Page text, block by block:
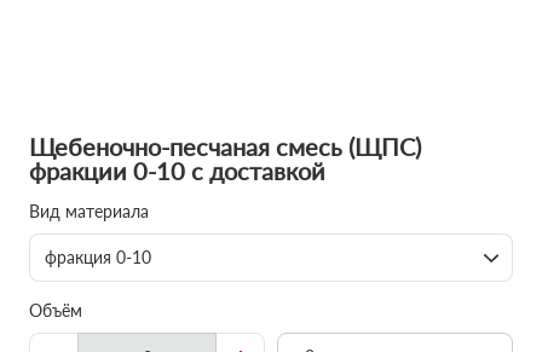
Щебеночно-песчаная смесь (ЩПС)
фракции 0-10 с доставкой
Вид материала
фракция 0-10
Объём